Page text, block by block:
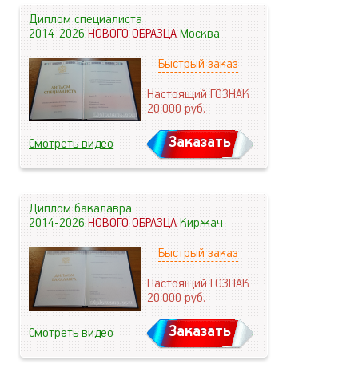
Диплом специалиста
2014-2026НОВОГО ОБРАЗЦАМосква
Быстрый заказ
Настоящий ГОЗНАК
20.000руб.
Смотреть видео Заказать
Диплом бакалавра
2014-2026НОВОГО ОБРАЗЦАКиржач
Быстрый заказ
Настоящий ГОЗНАК
20.000руб.
Смотреть видео Заказать